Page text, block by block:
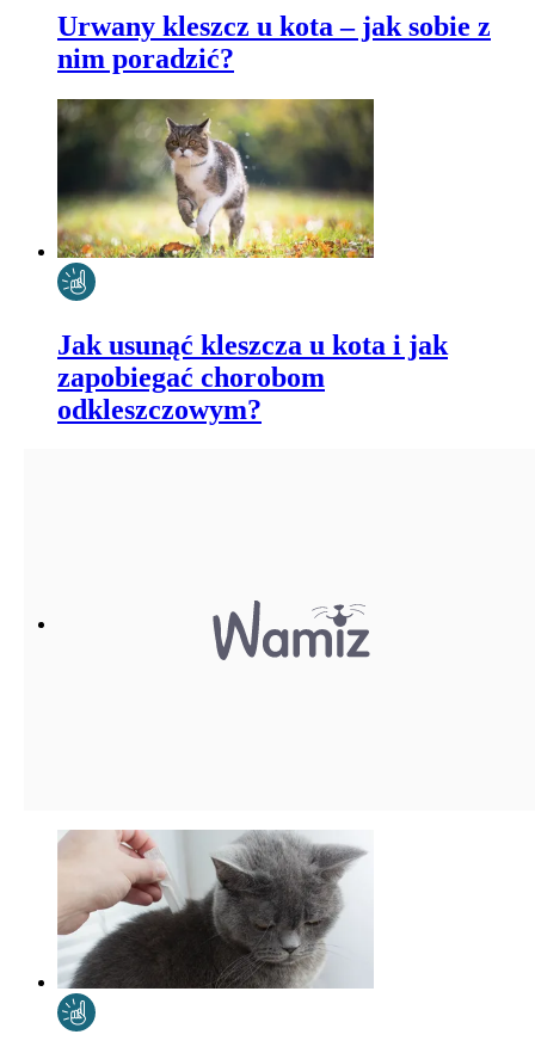
Urwany kleszcz u kota – jak sobie z
nim poradzić?
Jak usunąć kleszcza u kota i jak
zapobiegać chorobom
odkleszczowym?